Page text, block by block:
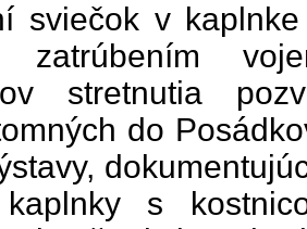
sviečok v
zatrúbením
stretnutia
do
kaplnky s